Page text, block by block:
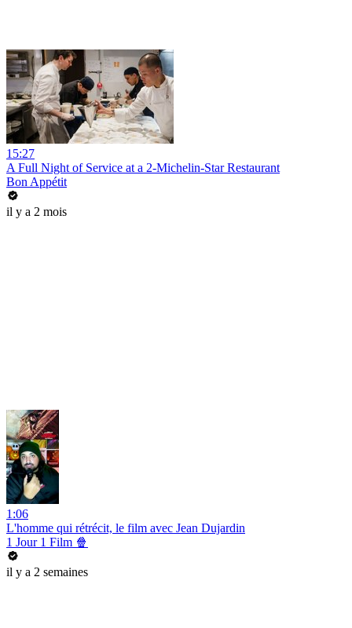
15:27
A Full Night of Service at a 2-Michelin-Star Restaurant
Bon Appétit
il y a 2 mois
1:06
L'homme qui rétrécit, le film avec Jean Dujardin
1 Jour 1 Film 🍿
il y a 2 semaines